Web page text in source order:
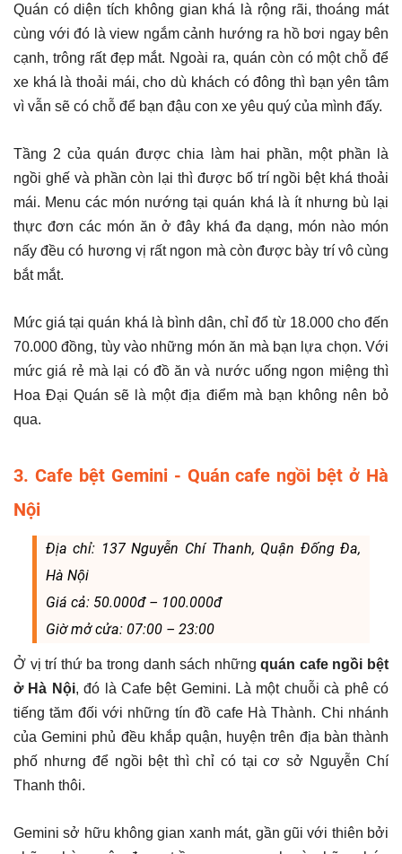
Quán có diện tích không gian khá là rộng rãi, thoáng mát
cùng với đó là view ngắm cảnh hướng ra hồ bơi ngay bên
cạnh, trông rất đẹp mắt. Ngoài ra, quán còn có một chỗ để
xe khá là thoải mái, cho dù khách có đông thì bạn yên tâm
vì vẫn sẽ có chỗ để bạn đậu con xe yêu quý của mình đấy.
Tầng 2 của quán được chia làm hai phần, một phần là
ngồi ghế và phần còn lại thì được bố trí ngồi bệt khá thoải
mái. Menu các món nướng tại quán khá là ít nhưng bù lại
thực đơn các món ăn ở đây khá đa dạng, món nào món
nấy đều có hương vị rất ngon mà còn được bày trí vô cùng
bắt mắt.
Mức giá tại quán khá là bình dân, chỉ đổ từ 18.000 cho đến
70.000 đồng, tùy vào những món ăn mà bạn lựa chọn. Với
mức giá rẻ mà lại có đồ ăn và nước uống ngon miệng thì
Hoa Đại Quán sẽ là một địa điểm mà bạn không nên bỏ
qua.
3. Cafe bệt Gemini - Quán cafe ngồi bệt ở Hà
Nội
Địa chỉ: 137 Nguyễn Chí Thanh, Quận Đống Đa,
Hà Nội
Giá cả: 50.000đ – 100.000đ
Giờ mở cửa: 07:00 – 23:00
Ở vị trí thứ ba trong danh sách những quán cafe ngồi bệt
ở Hà Nội, đó là Cafe bệt Gemini. Là một chuỗi cà phê có
tiếng tăm đối với những tín đồ cafe Hà Thành. Chi nhánh
của Gemini phủ đều khắp quận, huyện trên địa bàn thành
phố nhưng để ngồi bệt thì chỉ có tại cơ sở Nguyễn Chí
Thanh thôi.
Gemini sở hữu không gian xanh mát, gần gũi với thiên bởi